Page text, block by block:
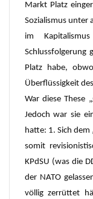
Markt Platz
Sozialismus unter
im
Schlussfolgerung
Platz habe,
Überflüssigkeit
War diese These
Jedoch war sie
hatte: 1. Sich
somit
KPdSU (was die
der NATO
völlig zerrüttet